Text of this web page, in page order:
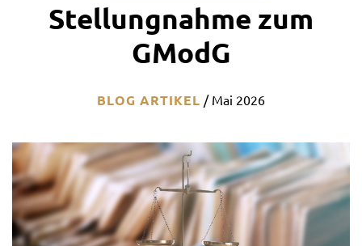
Stellungnahme zum
GModG
BLOG ARTIKEL / Mai 2026